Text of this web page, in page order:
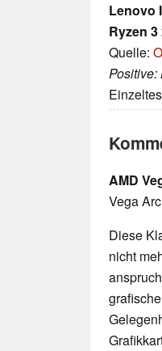
Lenovo
Ryzen 3
Quelle:
Positive:
AMD
Vega
Diese
nicht